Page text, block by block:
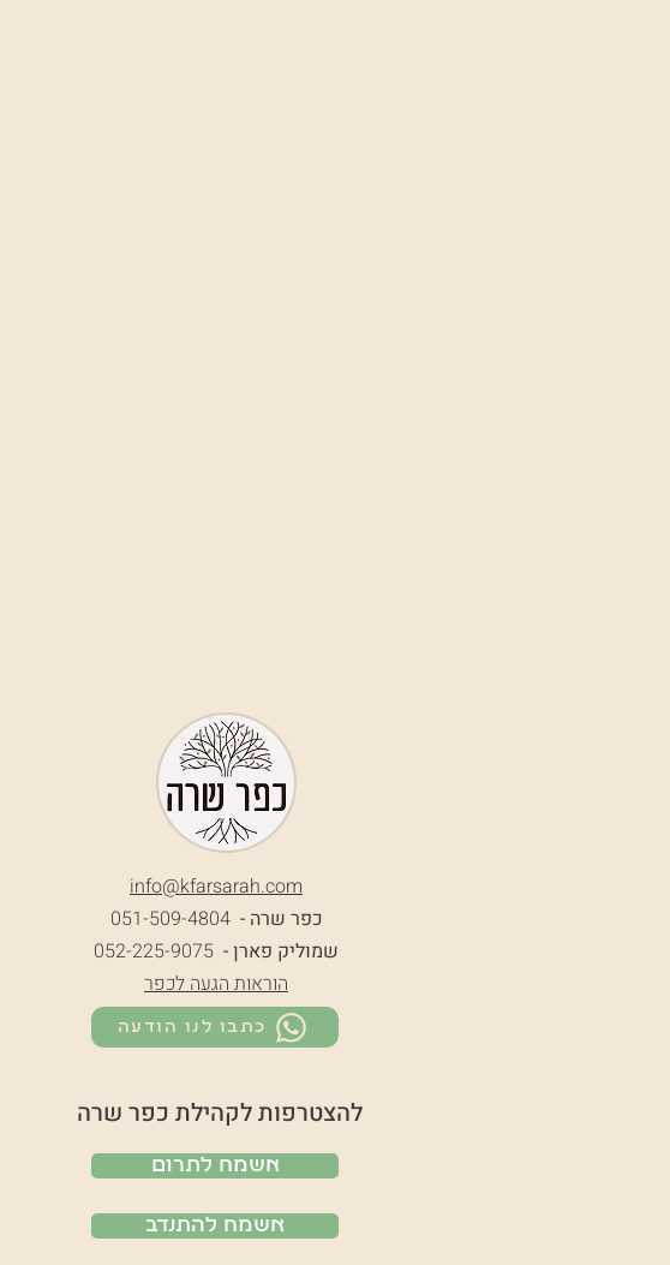
info@kfarsarah.com
כפר שרה -051-509-4804
שמוליק פארן - 052-225-9075
הוראות הגעה לכפר
כתבו לנו הודעה
להצטרפות לקהילת כפר שרה
אשמח לתרום
אשמח להתנדב